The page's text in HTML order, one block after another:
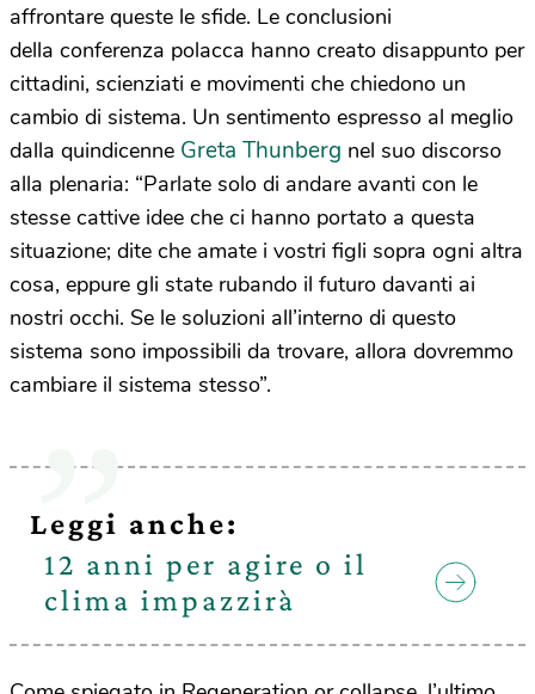
affrontare queste le sfide. Le conclusioni
della conferenza polacca hanno creato disappunto per
cittadini, scienziati e movimenti che chiedono un
cambio di sistema. Un sentimento espresso al meglio
dalla quindicenne Greta Thunberg nel suo discorso
alla plenaria: “Parlate solo di andare avanti con le
stesse cattive idee che ci hanno portato a questa
situazione; dite che amate i vostri figli sopra ogni altra
cosa, eppure gli state rubando il futuro davanti ai
nostri occhi. Se le soluzioni all’interno di questo
sistema sono impossibili da trovare, allora dovremmo
cambiare il sistema stesso”.
Leggi anche:
12 anni per agire o il
clima impazzirà